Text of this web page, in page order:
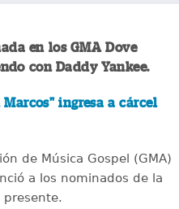
en los GMA Dove
con Daddy Yankee.
Marcos" ingresa a cárcel
de Música Gospel (GMA)
a los nominados de la
presente.